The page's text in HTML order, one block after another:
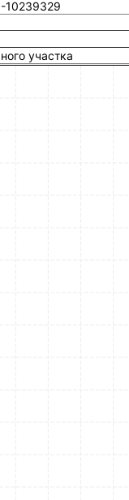
10239329
участка